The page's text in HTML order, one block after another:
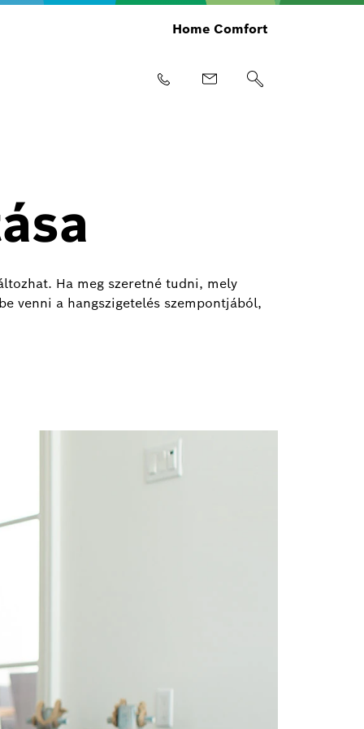
Home Comfort
Ha meg szeretné tudni, mely
venni a hangszigetelés szempontjából,